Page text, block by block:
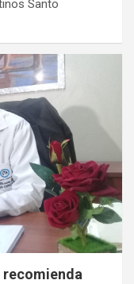
Santo